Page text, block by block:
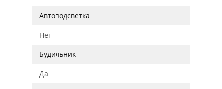
Автоподсветка
Нет
Будильник
Да